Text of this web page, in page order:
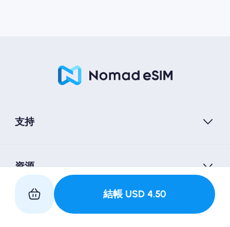
結帳 USD 4.50
支持
資源
與我們合作